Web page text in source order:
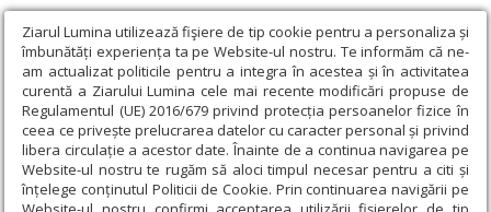
Ziarul Lumina utilizează fişiere de tip cookie pentru a personaliza și
îmbunătăți experiența ta pe Website-ul nostru. Te informăm că ne-
am actualizat politicile pentru a integra în acestea și în activitatea
curentă a Ziarului Lumina cele mai recente modificări propuse de
Regulamentul (UE) 2016/679 privind protecția persoanelor fizice în
ceea ce privește prelucrarea datelor cu caracter personal și privind
libera circulație a acestor date. Înainte de a continua navigarea pe
Website-ul nostru te rugăm să aloci timpul necesar pentru a citi și
înțelege conținutul Politicii de Cookie. Prin continuarea navigării pe
Ziarul Lumina › Educaţie și Cultură › Cultură › Castelul Huniade
din Timișoara va fi restaurat